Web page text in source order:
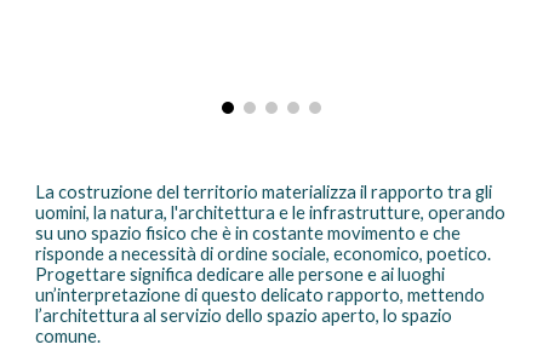
La costruzione del territorio materializza il rapporto tra gli
uomini, la natura, l'architettura e le infrastrutture, operando
su uno spazio fisico che è in costante movimento e che
risponde a necessità di ordine sociale, economico, poetico.
Progettare significa dedicare alle persone e ai luoghi
un’interpretazione di questo delicato rapporto, mettendo
l’architettura al servizio dello spazio aperto, lo spazio
comune.